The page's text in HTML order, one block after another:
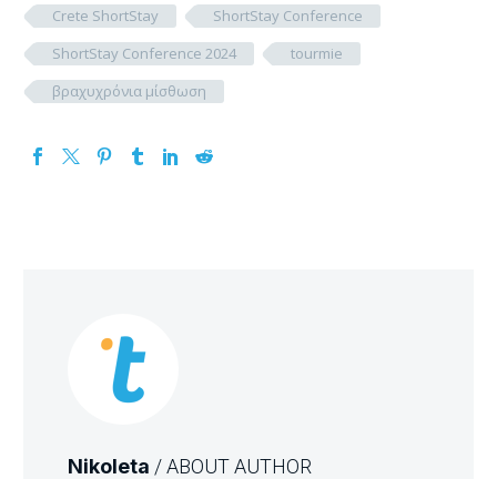
Crete ShortStay
ShortStay Conference
ShortStay Conference 2024
tourmie
βραχυχρόνια μίσθωση
Nikoleta / ABOUT AUTHOR